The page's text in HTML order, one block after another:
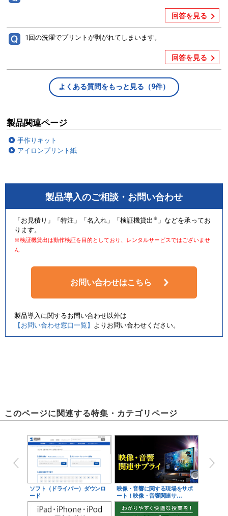
回答を見る
1回の洗濯でプリントが剥がれてしまいます。
回答を見る
よくある質問をもっと見る（9件）
製品関連ページ
手作りキット
アイロンプリント紙
製品導入のご相談・お問い合わせ
「お見積り」「特注」「名入れ」「検証機貸出 ※ 」などを承ってお
ります。
※検証機貸出は動作検証を目的としており、レンタルサービスではございませ
ん
お問い合わせはこちら
製品導入に関するお問い合わせ以外は
【お問い合わせ窓口一覧】
よりお問い合わせください。
このページに関連する特集・カテゴリページ
ソフト（ドライバー）ダウンロ
ード
映像・音響に関する現場をサポ
ート！映像・音響関連サ…